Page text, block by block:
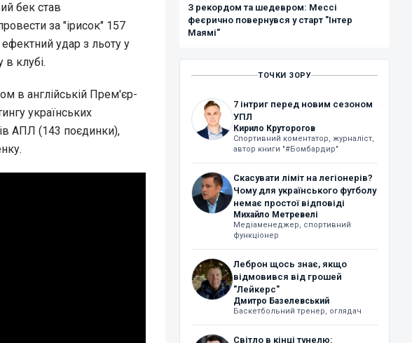
бек став
за "ірисок" 157
удар з льоту у
в клубі.
в англійській Прем'єр-
українських
АПЛ (143 поєдинки),
З рекордом та шедевром: Мессі
феєрично повернувся у старт "Інтер
Маямі"
ТОЧКИ ЗОРУ
7 інтриг перед новим сезоном
УПЛ
Кирило Круторогов
Спортивний коментатор, журналіст,
автор книги "#Бомбардир"
Скасувати ліміт на легіонерів?
Чому для українського футболу
немає простої відповіді
Михайло Метревелі
Медіаменеджер, спортивний
функціонер
Леброн щось знає, якщо
відмовився від грошей
"Лейкерс"
Дмитро Базелевський
Баскетбольний тренер, оглядач
Світло в кінці тунелю: